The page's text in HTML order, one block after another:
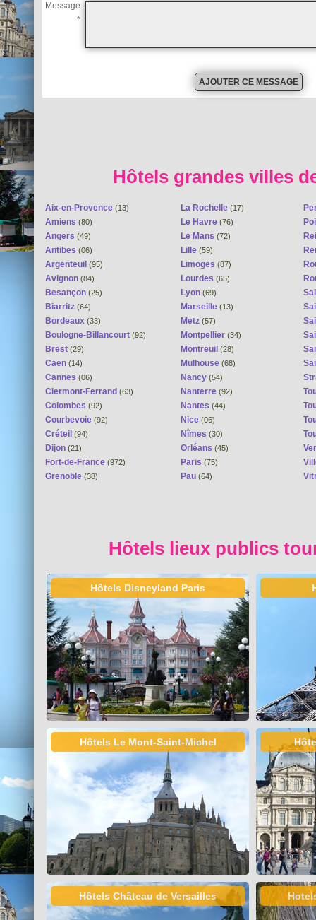
Message
*
Hôtels grandes villes
Aix-en-Provence (13)
Amiens (80)
Angers (49)
Antibes (06)
Argenteuil (95)
Avignon (84)
Besançon (25)
Biarritz (64)
Bordeaux (33)
Boulogne-Billancourt (92)
Brest (29)
Caen (14)
Cannes (06)
Clermont-Ferrand (63)
Colombes (92)
Courbevoie (92)
Créteil (94)
Dijon (21)
Fort-de-France (972)
Grenoble (38)
La Rochelle (17)
Le Havre (76)
Le Mans (72)
Lille (59)
Limoges (87)
Lourdes (65)
Lyon (69)
Marseille (13)
Metz (57)
Montpellier (34)
Montreuil (28)
Mulhouse (68)
Nancy (54)
Nanterre (92)
Nantes (44)
Nice (06)
Nîmes (30)
Orléans (45)
Paris (75)
Pau (64)
Hôtels lieux publics
Hôtels Disneyland Paris
Hôtels Le Mont-Saint-Michel
Hôtels Château de Versailles